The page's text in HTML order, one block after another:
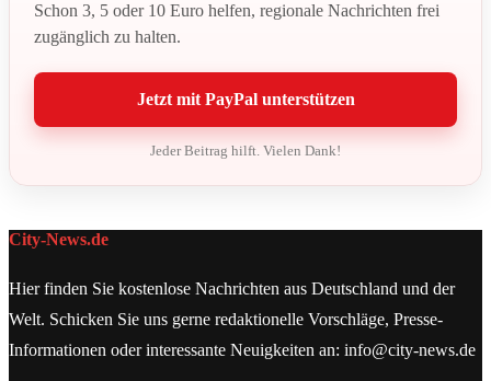
Schon 3, 5 oder 10 Euro helfen, regionale Nachrichten frei
zugänglich zu halten.
Jetzt mit PayPal unterstützen
Jeder Beitrag hilft. Vielen Dank!
City-News.de
Hier finden Sie kostenlose Nachrichten aus Deutschland und der
Welt. Schicken Sie uns gerne redaktionelle Vorschläge, Presse-
Informationen oder interessante Neuigkeiten an: info@city-news.de